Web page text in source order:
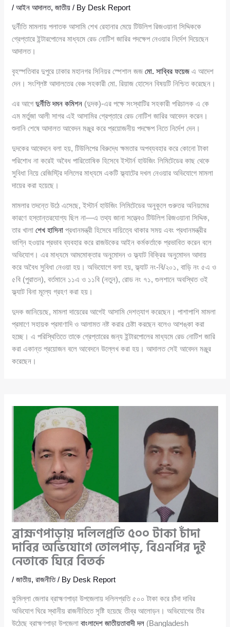
/আইন আদালত,জাতীয় / By Desk Report
দুর্নীতি মামলায় পলাতক আসামি শেখ রেহানার মেয়ে টিউলিপ রিজওয়ানা সিদ্দিককে
গ্রেপ্তারে ইন্টারপোলের মাধ্যমে রেড নোটিশ জারির পদক্ষেপ নেওয়ার নির্দেশ দিয়েছেন
আদালত।
বৃহস্পতিবার দুপুরে ঢাকার মহানগর সিনিয়র স্পেশাল জজমো. সাব্বির ফয়েজ এ আদেশ
দেন। সংশ্লিষ্ট আদালতের বেঞ্চ সহকারী মো. রিয়াজ হোসেন বিষয়টি নিশ্চিত করেছেন।
এর আগেদুর্নীতি দমন কমিশন (দুদক)-এর পক্ষে সংস্থাটির সহকারী পরিচালক এ কে
এম মর্তুজা আলী সাগর এই আসামির গ্রেপ্তারে রেড নোটিশ জারির আবেদন করেন।
শুনানি শেষে আদালত আবেদন মঞ্জুর করে প্রয়োজনীয় পদক্ষেপ নিতে নির্দেশ দেন।
দুদকের আবেদনে বলা হয়, টিউলিপের বিরুদ্ধে ক্ষমতার অপব্যবহার করে কোনো টাকা
পরিশোধ না করেই অবৈধ পারিতোষিক হিসেবে ইস্টার্ন হাউজিং লিমিটেডের কাছ থেকে
সুবিধা নিয়ে রেজিস্ট্রি দলিলের মাধ্যমে একটি ফ্ল্যাটের দখল নেওয়ার অভিযোগে মামলা
দায়ের করা হয়েছে।
মামলার তদন্তে উঠে এসেছে, ইস্টার্ন হাউজিং লিমিটেডের অনুকূলে গুরুতর অনিয়মের
কারণে হস্তান্তরযোগ্য ছিল না—এ তথ্য জানা সত্ত্বেও টিউলিপ রিজওয়ানা সিদ্দিক,
তার খালাশেখ হাসিনা প্রধানমন্ত্রী হিসেবে দায়িত্বে থাকার সময় এবং প্রধানমন্ত্রীর
ভাগ্নি হওয়ার প্রভাব ব্যবহার করে রাজউকের আইন কর্মকর্তাকে প্রভাবিত করেন বলে
অভিযোগ। এর মাধ্যমে আমমোক্তার অনুমোদন ও ফ্ল্যাট বিক্রির অনুমোদন আদায়
করে অবৈধ সুবিধা নেওয়া হয়। অভিযোগে বলা হয়, ফ্ল্যাট নং-বি/২০১, বাড়ি নং ৫এ ও
৫বি (পুরাতন), বর্তমানে ১১এ ও ১১বি (নতুন), রোড নং ৭১, গুলশানে অবস্থিত ওই
ফ্ল্যাট বিনা মূল্যে গ্রহণ করা হয়।
দুদক জানিয়েছে, মামলা দায়েরের আগেই আসামি দেশত্যাগ করেছেন। পাশাপাশি মামলা
প্রমাণে সহায়ক প্রমাণাদি ও আলামত নষ্ট করার চেষ্টা করছেন বলেও আশঙ্কা করা
হচ্ছে। এ পরিস্থিতিতে তাকে গ্রেপ্তারের জন্য ইন্টারপোলের মাধ্যমে রেড নোটিশ জারি
করা একান্ত প্রয়োজন বলে আবেদনে উল্লেখ করা হয়। আদালত সেই আবেদন মঞ্জুর
করেছেন।
ব্রাহ্মণপাড়ায় দলিলপ্রতি ৫০০ টাকা চাঁদা
দাবির অভিযোগে তোলপাড়, বিএনপির দুই
নেতাকে ঘিরে বিতর্ক
/জাতীয়,রাজনীতি/ By Desk Report
কুমিল্লা জেলার ব্রাহ্মণপাড়া উপজেলায় দলিলপ্রতি ৫০০ টাকা করে চাঁদা দাবির
অভিযোগ ঘিরে স্থানীয় রাজনীতিতে সৃষ্টি হয়েছে তীব্র আলোড়ন। অভিযোগের তীর
উঠেছে ব্রাহ্মণপাড়া উপজেলাবাংলাদেশ জাতীয়তাবাদী দল (Bangladesh